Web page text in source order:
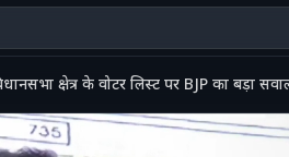
क्षेत्र के वोटर लिस्ट पर BJP का बड़ा